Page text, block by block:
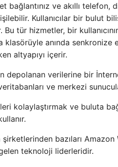
bağlantınız ve akıllı
Kullanıcılar bir bulut
Bu tür hizmetler, bir
klasörüyle anında
altyapıyı içerir.
depolanan verilerine bir
ve merkezi
kolaylaştırmak ve buluta
şirketlerinden bazıları
teknoloji liderleridir.